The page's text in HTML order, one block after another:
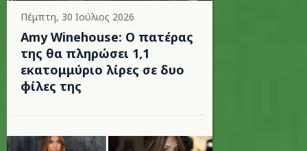
Πέμπτη, 30 Ιούλιος 2026
Amy Winehouse: Ο πατέρας
της θα πληρώσει 1,1
εκατομμύριο λίρες σε δυο
φίλες της